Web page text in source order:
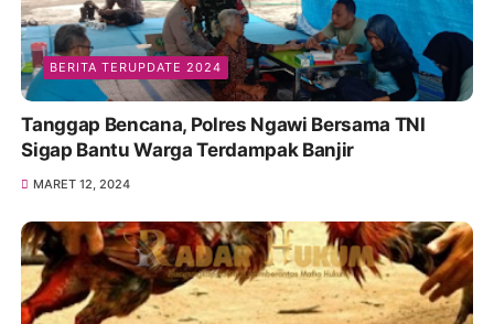
BERITA TERUPDATE 2024
Tanggap Bencana, Polres Ngawi Bersama TNI
Sigap Bantu Warga Terdampak Banjir
MARET 12, 2024